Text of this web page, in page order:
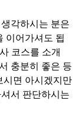
각하시는 분은
이어가셔도 됩
코스를 소개
충분히 좋은 등
시면 아시겠지만
서 판단하시는